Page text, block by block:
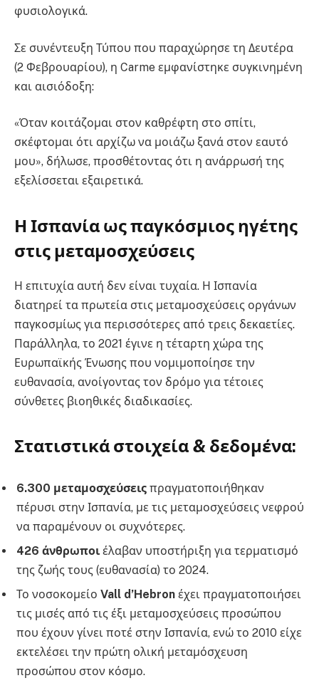
φυσιολογικά.
Σε συνέντευξη Τύπου που παραχώρησε τη Δευτέρα
(2 Φεβρουαρίου), η Carme εμφανίστηκε συγκινημένη
και αισιόδοξη:
«Όταν κοιτάζομαι στον καθρέφτη στο σπίτι,
σκέφτομαι ότι αρχίζω να μοιάζω ξανά στον εαυτό
μου», δήλωσε, προσθέτοντας ότι η ανάρρωσή της
εξελίσσεται εξαιρετικά.
Η Ισπανία ως παγκόσμιος ηγέτης
στις μεταμοσχεύσεις
Η επιτυχία αυτή δεν είναι τυχαία. Η Ισπανία
διατηρεί τα πρωτεία στις μεταμοσχεύσεις οργάνων
παγκοσμίως για περισσότερες από τρεις δεκαετίες.
Παράλληλα, το 2021 έγινε η τέταρτη χώρα της
Ευρωπαϊκής Ένωσης που νομιμοποίησε την
ευθανασία, ανοίγοντας τον δρόμο για τέτοιες
σύνθετες βιοηθικές διαδικασίες.
Στατιστικά στοιχεία & δεδομένα:
6.300 μεταμοσχεύσεις πραγματοποιήθηκαν
πέρυσι στην Ισπανία, με τις μεταμοσχεύσεις νεφρού
να παραμένουν οι συχνότερες.
426 άνθρωποιέλαβαν υποστήριξη για τερματισμό
της ζωής τους (ευθανασία) το 2024.
Το νοσοκομείο Vall d’Hebron έχει πραγματοποιήσει
τις μισές από τις έξι μεταμοσχεύσεις προσώπου
που έχουν γίνει ποτέ στην Ισπανία, ενώ το 2010 είχε
εκτελέσει την πρώτη ολική μεταμόσχευση
προσώπου στον κόσμο.